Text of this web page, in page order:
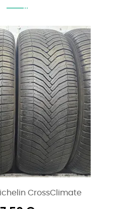
CrossClimate